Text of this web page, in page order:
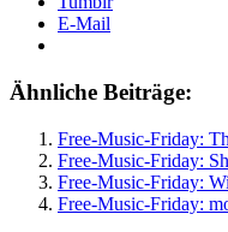
E-Mail
Ähnliche Beiträge:
Free-Music-Friday:
Free-Music-Friday:
Free-Music-Friday:
Free-Music-Friday: